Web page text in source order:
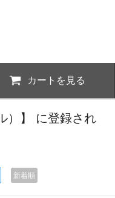
カートを見る
）】 に登録され
新着順